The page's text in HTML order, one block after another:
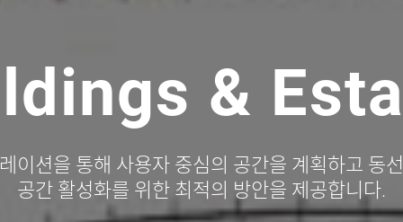
&
과학적 분석을 통해 개발계획안 및 보행환경을
지역 활성화 방안을 제시합니다.